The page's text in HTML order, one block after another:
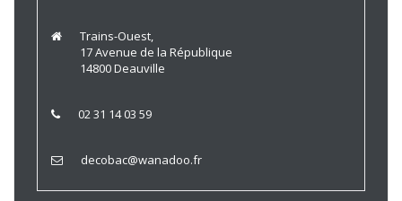
Trains-Ouest,
17 Avenue de la République
14800 Deauville
02 31 14 03 59
decobac@wanadoo.fr